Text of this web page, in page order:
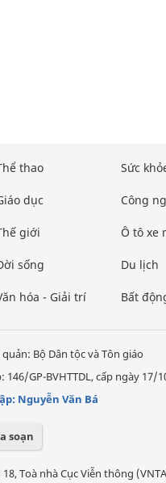
thao
dục
giới
sống
hóa - Giải trí
Sức
Công
Ô tô xe
Du lịch
Bất
Bộ Dân tộc và Tôn giáo
146/GP-BVHTTDL, cấp ngày 17/
Nguyễn Văn Bá
soạn
Toà nhà Cục Viễn thông